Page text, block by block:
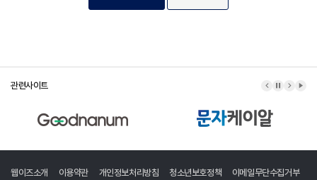
관련사이트 이전 배너
배너 정지
다음 배
배
웹이즈소개 이용약관 개인정보처리방침 청소년보호정책 이메일무단수집거부